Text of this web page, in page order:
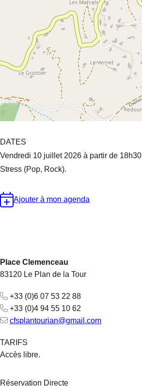
DATES
Vendredi 10 juillet 2026 à partir de
Stress (Pop, Rock).
Ajouter à mon agenda
Place Clemenceau
83120 Le Plan de la Tour
+33 (0)6 07 53 22 88
+33 (0)4 94 55 10 62
cfsplantourian@gmail.com
TARIFS
Accès libre.
Réservation Directe